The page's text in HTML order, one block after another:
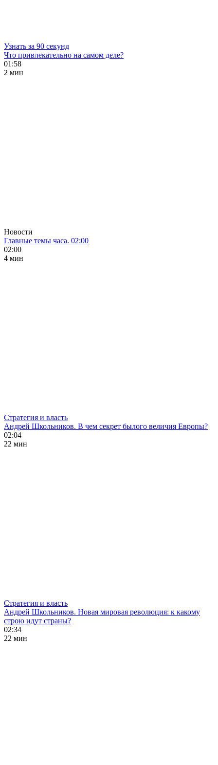
Узнать за 90 секунд
Что привлекательно на самом деле?
01:58
2 мин
Новости
Главные темы часа. 02:00
02:00
4 мин
Стратегия и власть
Андрей Школьников. В чем секрет былого величия Европы?
02:04
22 мин
Стратегия и власть
Андрей Школьников. Новая мировая революция: к какому
строю идут страны?
02:34
22 мин